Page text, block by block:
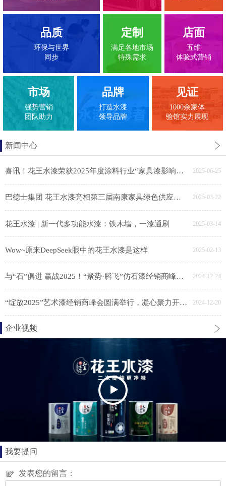
品质
环保与世界
同步
定制
满足各地市场
特殊需求
店面
五维
体验式营销
市场
强势营销
团队助力
品牌
打造水漆
领导品牌
见证
1000余家体
验馆实力展现
新闻中心
喜讯！花王水漆荣获2025年度涂料行业“家具漆影响力品牌” 2025-06-25
巴德士集团 花王水漆亮相第三届南康家具绿色供应链展，助力家具产业链绿色转型 2025-03-22
花王水漆 | 新一代多功能水漆：铁木墙，一漆通刷 2025-03-14
Wow~原来DeepSeek眼中的花王水漆是这样 2025-02-13
与“石”俱进 赢战2025！“聚势·腾飞”仿石漆经销商峰会胜利召开 2024-12-24
“绽放2025”艺术漆经销商峰会圆满举行，凝心聚力开新局 2024-12-20
企业视频
我要提问
发表您的留言：